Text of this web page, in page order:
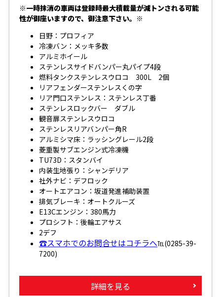
※一時抹消の車両は登録時最大積載量が減トンされる可能
性が御座いますので、御注意下さい。※
日野：プロフィア
冷凍バン：メッキ多数
アルミホイール
ステンレスサイドバンパー丸パイプ4段
燃料タンクステンレスウロコ 300L 2個
リアフェンダーステンレスくの字
リア門口ステンレス：ステンレス丁番
ステンレスロックバー ダブル
観音扉ステンレスウロコ
ステンレスリアバンパー角R
アルミシマ床：ラッシングレール2段
菱重製サブエンジン式冷凍機
TU73D：スタンバイ
内装生地張り：シャンデリア
社外ナビ：デフロック
オートエアコン：坂道発進補助装置
排気ブレーキ：オートクルーズ
E13Cエンジン：380馬力
プロシフト：後輪エアサス
2デフ
☎スマホでのお問合せはコチラへ℡(0285-39-
7200)
詳細を見る